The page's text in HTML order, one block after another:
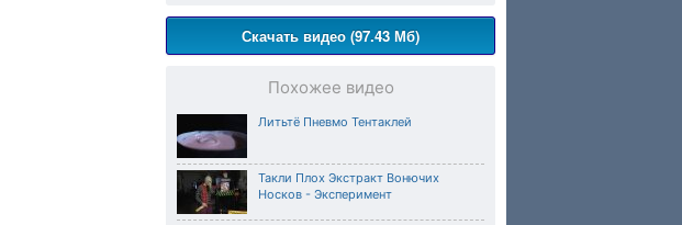
Скачать видео (97.43 Мб)
Похожее видео
Литьтё Пневмо Тентаклей
Такли Плох Экстракт Вонючих
Носков - Эксперимент